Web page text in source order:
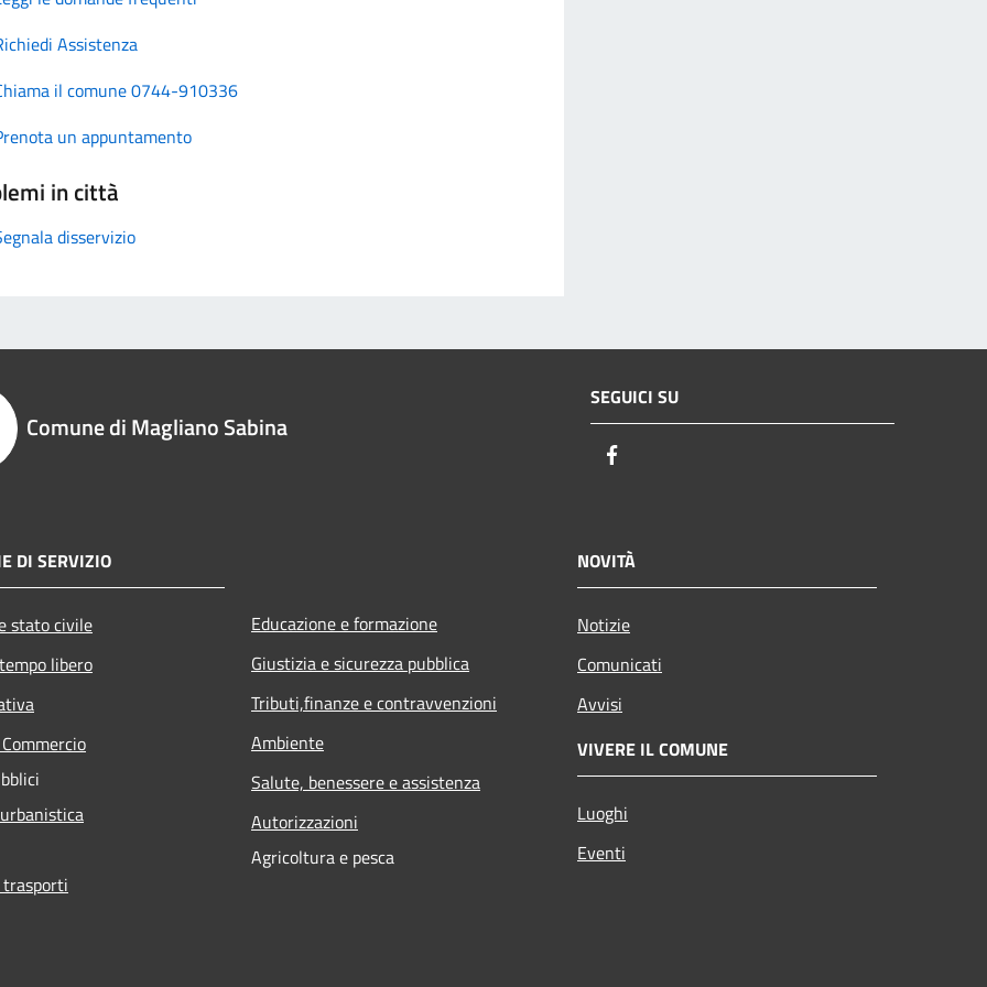
Assistenza
il comune 0744-910336
un appuntamento
in città
disservizio
Comune di Magliano Sabina
SEGUICI SU
DI SERVIZIO
stato civile
libero
Educazione e formazione
Giustizia e sicurezza pubblica
Tributi,finanze e contravvenzioni
Ambiente
Salute, benessere e assistenza
Autorizzazioni
Agricoltura e pesca
NOVITÀ
Notizie
Comunicati
Avvisi
VIVERE IL COMUNE
Luoghi
Eventi